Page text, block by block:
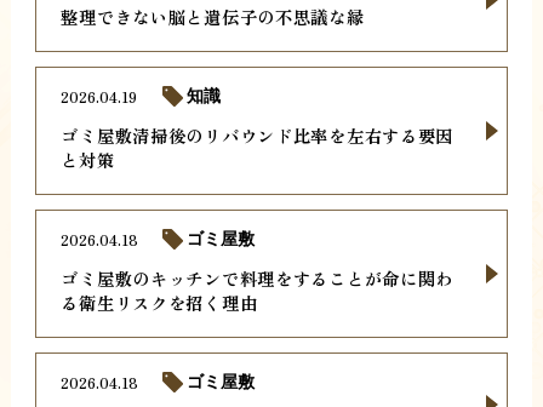
整理できない脳と遺伝子の不思議な縁
ゴミ屋敷清掃後のリバウンド比率を左右する要因
と対策
2026.04.19 知識
ゴミ屋敷のキッチンで料理をすることが命に関わ
る衛生リスクを招く理由
2026.04.18 ゴミ屋敷
2026.04.18 ゴミ屋敷